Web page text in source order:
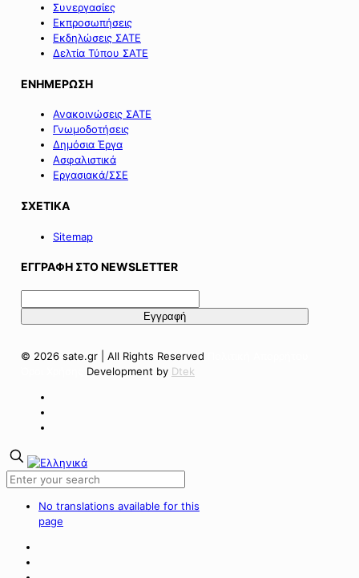
Συνεργασίες
Εκπροσωπήσεις
Εκδηλώσεις ΣΑΤΕ
Δελτία Τύπου ΣΑΤΕ
ΕΝΗΜΕΡΩΣΗ
Ανακοινώσεις ΣΑΤΕ
Γνωμοδοτήσεις
Δημόσια Έργα
Ασφαλιστικά
Εργασιακά/ΣΣΕ
ΣΧΕΤΙΚΑ
Sitemap
ΕΓΓΡΑΦΗ ΣΤΟ NEWSLETTER
© 2026 sate.gr | All Rights Reserved
Development by Dtek
No translations available for this
page